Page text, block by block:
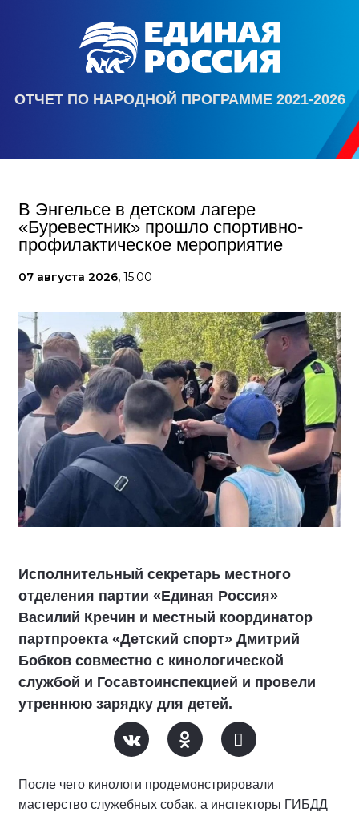
ОТЧЕТ ПО НАРОДНОЙ ПРОГРАММЕ 2021-2026
В Энгельсе в детском лагере
«Буревестник» прошло спортивно-
профилактическое мероприятие
07 августа 2026, 15:00
Исполнительный секретарь местного
отделения партии «Единая Россия»
Василий Кречин и местный координатор
партпроекта «Детский спорт» Дмитрий
Бобков совместно с кинологической
службой и Госавтоинспекцией и провели
утреннюю зарядку для детей.
После чего кинологи продемонстрировали
мастерство служебных собак, а инспекторы ГИБДД